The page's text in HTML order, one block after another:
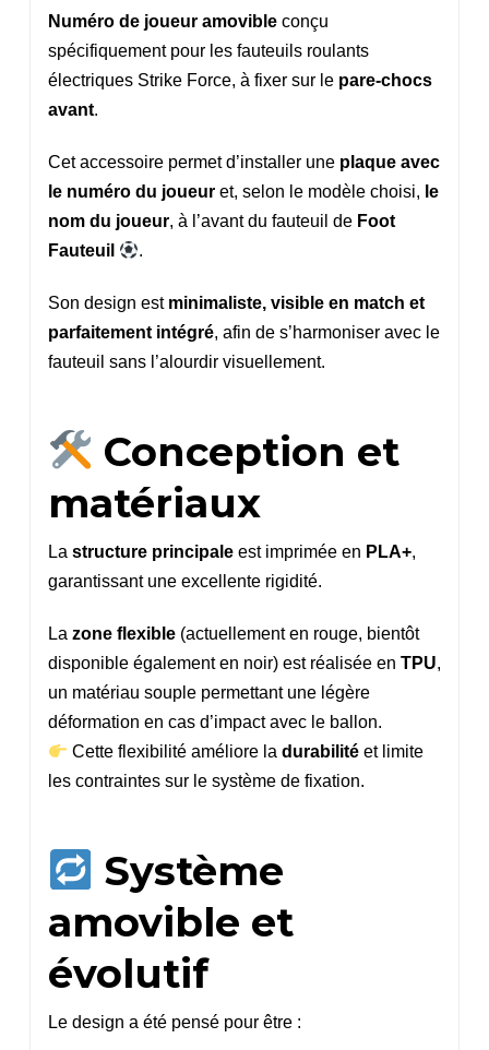
Numéro de joueur amovibleconçu
spécifiquement pour les fauteuils roulants
électriques Strike Force, à fixer sur le pare-chocs
avant.
Cet accessoire permet d’installer une plaque avec
le numéro du joueuret, selon le modèle choisi, le
nom du joueur, à l’avant du fauteuil de Foot
Fauteuil
.
Son design est minimaliste, visible en match et
parfaitement intégré, afin de s’harmoniser avec le
fauteuil sans l’alourdir visuellement.
Conception et
matériaux
La structure principaleest imprimée en PLA+,
garantissant une excellente rigidité.
La zone flexible(actuellement en rouge, bientôt
disponible également en noir) est réalisée en TPU,
un matériau souple permettant une légère
déformation en cas d’impact avec le ballon.
Cette flexibilité améliore la durabilitéet limite
les contraintes sur le système de fixation.
Système
amovible et
évolutif
Le design a été pensé pour être :